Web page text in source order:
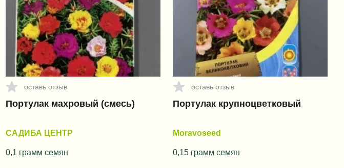
оставь отзыв
Портулак махровый (смесь)
САДИБА ЦЕНТР
0,1 грамм семян
оставь отзыв
Портулак крупноцветковый
Moravoseed
0,15 грамм семян